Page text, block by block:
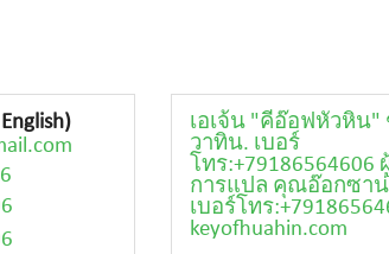
เอเจ้น "คีอ๊อฟหัวหิน"
วาทิน. เบอร์
โทร:+79186564606
การแปล คุณอ๊อกซา
เบอร์โทร
keyofhuahin.com